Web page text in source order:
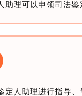
助理可以申领司法鉴
人助理进行指导